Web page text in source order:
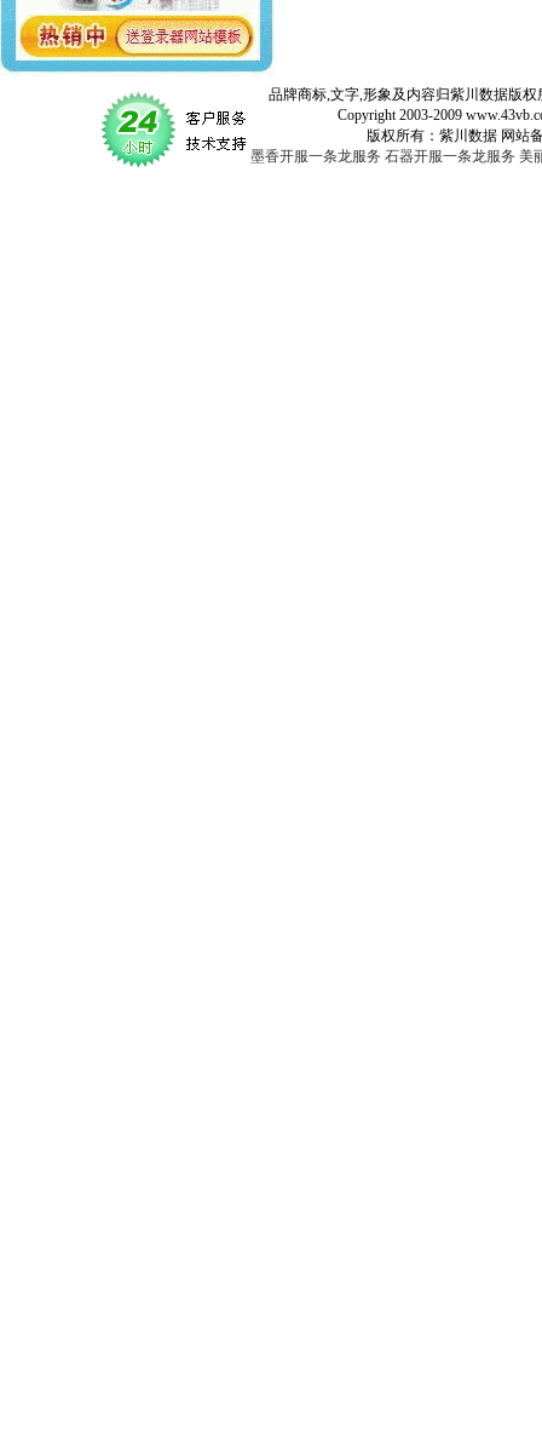
品牌商标,文字,形象及内容归紫川数据版权
Copyright 2003-2009 www.43vb.com
版权所有：紫川数据 网站备案登
墨香开服一条龙服务 石器开服一条龙服务 美